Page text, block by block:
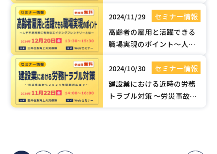
2024/11/29
セミナー情報
高齢者の雇用と活躍できる
職場実現のポイント～人手
グフレンドリーとは～【無
料Webセミナー】
2024/10/30
セミナー情報
建設業における近時の労務
トラブル対策 ～労災事故か